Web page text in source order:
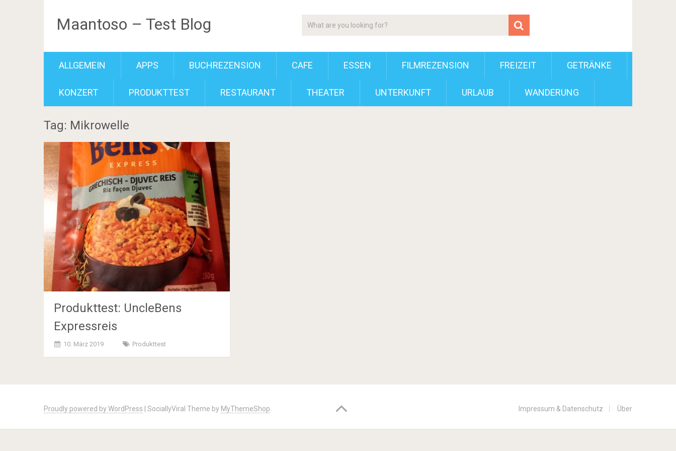
Maantoso – Test Blog
ALLGEMEIN APPS BUCHREZENSION CAFE ESSEN FILMREZENSION FREIZEIT GETRÄNKE
KONZERT PRODUKTTEST RESTAURANT THEATER UNTERKUNFT URLAUB WANDERUNG
Tag: Mikrowelle
Produkttest: UncleBens
Expressreis
10. März 2019 Produkttest
navigation
Proudly powered by WordPress SociallyViral Theme by MyThemeShop Impressum & Datenschutz Über